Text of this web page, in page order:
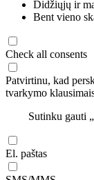
Didžiųjų ir
Bent vieno
Check all consents
Patvirtinu, kad
tvarkymo
Sutinku gauti
El. paštas